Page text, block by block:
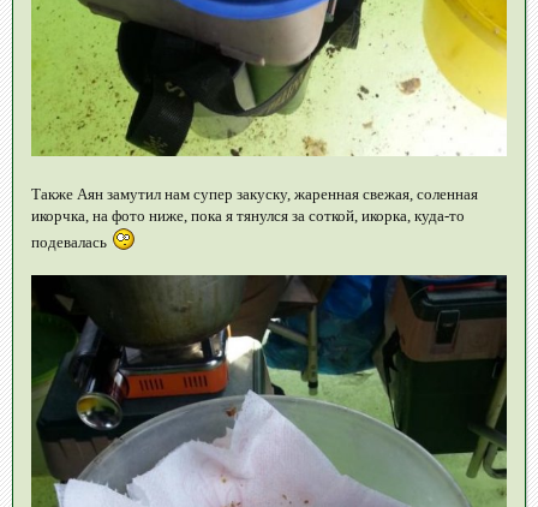
Также Аян замутил нам супер закуску, жаренная свежая, соленная
икорчка, на фото ниже, пока я тянулся за соткой, икорка, куда-то
подевалась